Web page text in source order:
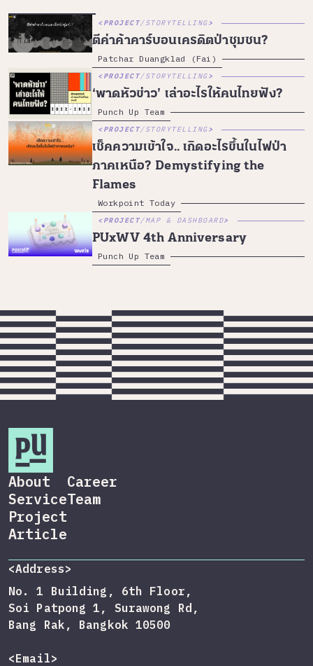
PROJECT/STORYTELLING
ตีค่าค้าคาร์บอนเครดิตป่าชุมชน?
Patchar Duangklad (Fai)
PROJECT/STORYTELLING
‘พาดหัวข่าว’ เล่าอะไรให้คนไทยฟัง?
Punch Up Team
PROJECT/STORYTELLING
เช็คความเข้าใจ.. เกิดอะไรขึ้นในไฟป่า
ภาคเหนือ? Demystifying the
Flames
Workpoint Today
PROJECT/MAP & DASHBOARD
PUxWV 4th Anniversary
Punch Up Team
About
Service
Project
Article
Career
Team
<Address>
No. 1 Building, 6th Floor,
Soi Patpong 1, Surawong Rd,
Bang Rak, Bangkok 10500
<Email>